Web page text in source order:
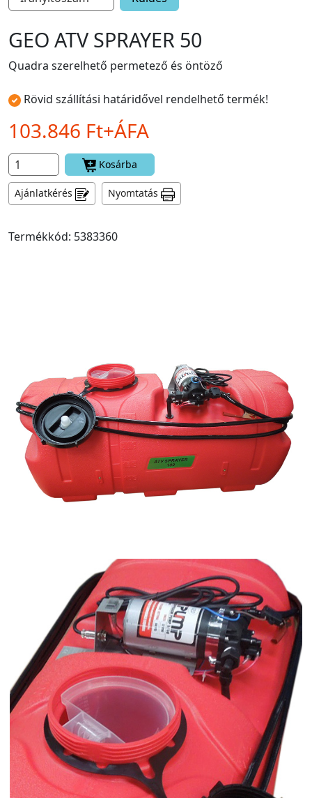
GEO ATV SPRAYER 50
Quadra szerelhető permetező és öntöző
Rövid szállítási határidővel rendelhető termék!
103.846 Ft+ÁFA
Kosárba
Ajánlatkérés Nyomtatás
Termékkód: 5383360